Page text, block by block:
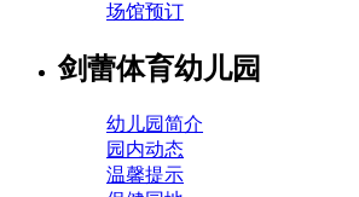
场馆预订
剑蕾体育幼儿园
幼儿园简介
园内动态
温馨提示